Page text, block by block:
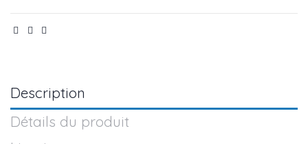
Description
Détails du produit